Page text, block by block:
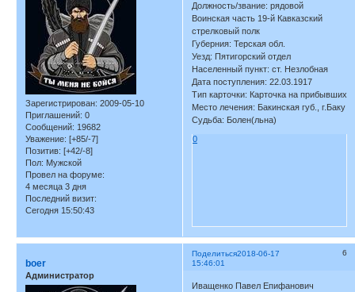
Зарегистрирован: 2009-05-10
Приглашений: 0
Сообщений: 19682
Уважение: [+85/-7]
Позитив: [+42/-8]
Пол: Мужской
Провел на форуме:
4 месяца 3 дня
Последний визит:
Сегодня 15:50:43
Должность/звание: рядовой
Воинская часть 19-й Кавказский
стрелковый полк
Губерния: Терская обл.
Уезд: Пятигорский отдел
Населенный пункт: ст. Незлобная
Дата поступления: 22.03.1917
Тип карточки: Карточка на прибывших
Место лечения: Бакинская губ., г.Баку
Судьба: Болен(льна)
0
Поделиться 6
2018-06-17
15:46:01
boer
Администратор
Иващенко Павел Епифанович